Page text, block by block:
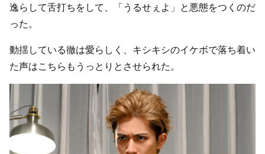
逸らして舌打ちをして、「うるせぇよ」と悪態をつくのだ
った。
動揺している徹は愛らしく、キシキシのイケボで落ち着い
た声はこちらもうっとりとさせられた。